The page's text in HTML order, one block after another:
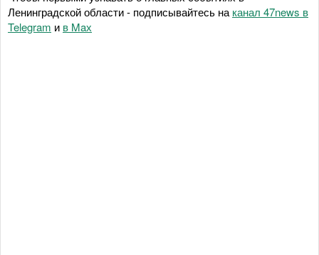
Ленинградской области - подписывайтесь на канал 47news в
Telegram и в Maх